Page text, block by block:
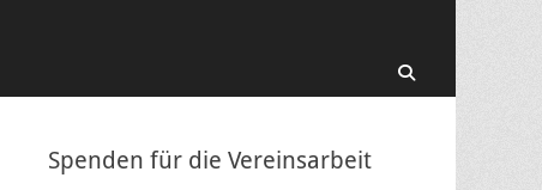
Spenden für die Vereinsarbeit